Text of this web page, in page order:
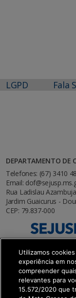
LGPD Fala
DEPARTAMENTO DE
Telefones: (67) 3410
Email:
Rua Ladislau
Jardim Guaicurus -
CEP: 79.837-000
Utilizamos
experiência em
compreender
relevantes para
15.572/2020 que